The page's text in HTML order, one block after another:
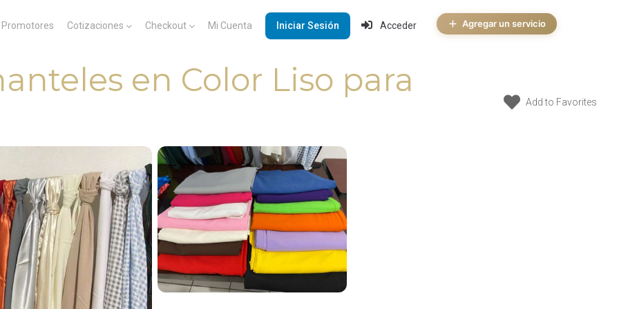
Promotores Cotizaciones Checkout Mi Cuenta Iniciar Sesión Acceder Agregar un servicio
en Color Liso para
Add to Favorites